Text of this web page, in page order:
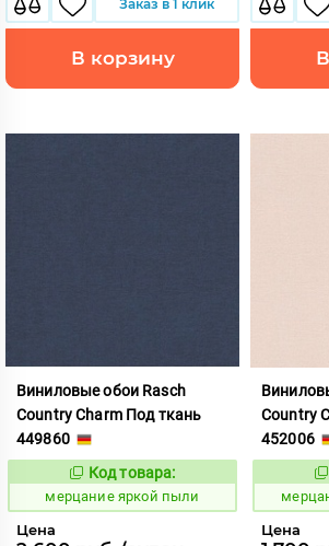
Заказ в 1 клик
В корзину
Виниловые обои Rasch
Country Charm Под ткань
449860
975826
Код товара:
мерцание яркой пыли
Цена
Country
452006
Цена